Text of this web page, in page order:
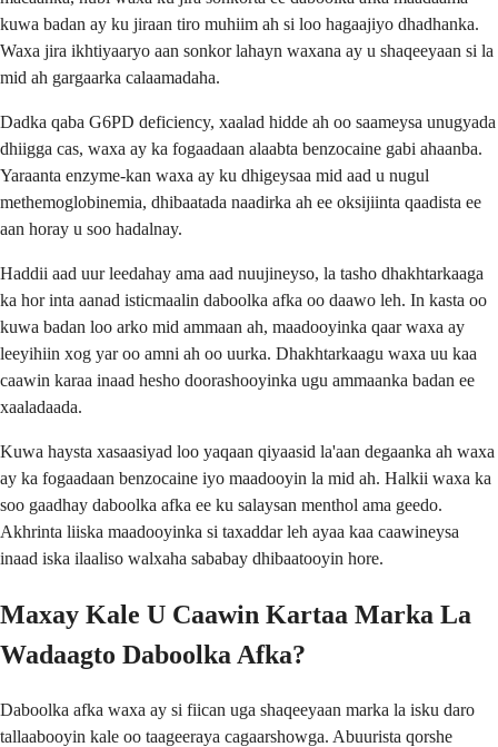
kuwa badan ay ku jiraan tiro muhiim ah si loo hagaajiyo dhadhanka.
Waxa jira ikhtiyaaryo aan sonkor lahayn waxana ay u shaqeeyaan si la
mid ah gargaarka calaamadaha.
Dadka qaba G6PD deficiency, xaalad hidde ah oo saameysa unugyada
dhiigga cas, waxa ay ka fogaadaan alaabta benzocaine gabi ahaanba.
Yaraanta enzyme-kan waxa ay ku dhigeysaa mid aad u nugul
methemoglobinemia, dhibaatada naadirka ah ee oksijiinta qaadista ee
aan horay u soo hadalnay.
Haddii aad uur leedahay ama aad nuujineyso, la tasho dhakhtarkaaga
ka hor inta aanad isticmaalin daboolka afka oo daawo leh. In kasta oo
kuwa badan loo arko mid ammaan ah, maadooyinka qaar waxa ay
leeyihiin xog yar oo amni ah oo uurka. Dhakhtarkaagu waxa uu kaa
caawin karaa inaad hesho doorashooyinka ugu ammaanka badan ee
xaaladaada.
Kuwa haysta xasaasiyad loo yaqaan qiyaasid la'aan degaanka ah waxa
ay ka fogaadaan benzocaine iyo maadooyin la mid ah. Halkii waxa ka
soo gaadhay daboolka afka ee ku salaysan menthol ama geedo.
Akhrinta liiska maadooyinka si taxaddar leh ayaa kaa caawineysa
inaad iska ilaaliso walxaha sababay dhibaatooyin hore.
Maxay Kale U Caawin Kartaa Marka La
Wadaagto Daboolka Afka?
Daboolka afka waxa ay si fiican uga shaqeeyaan marka la isku daro
tallaabooyin kale oo taageeraya cagaarshowga. Abuurista qorshe